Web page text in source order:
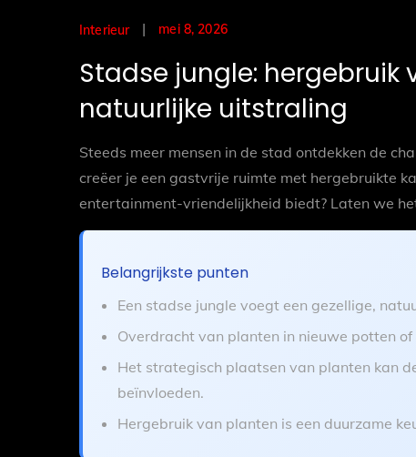
Interieur
Posted
mei 8, 2026
Stadse jungle:
natuurlijke uitstraling
Steeds meer mensen in de stad ontdekken de
creëer je een gastvrije ruimte met hergebruikte
entertainment-vriendelijkheid biedt? Laten we
Belangrijkste punten
Een stadse jungle voegt een gezellige,
Overdracht van planten in nieuwe potten
Het strategisch plaatsen van planten kan
beïnvloeden.
Hergebruik van planten is een duurzame